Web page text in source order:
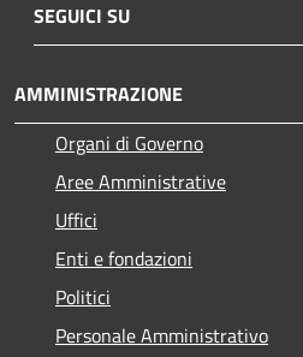
SEGUICI SU
AMMINISTRAZIONE
Organi di Governo
Aree Amministrative
Uffici
Enti e fondazioni
Politici
Personale Amministrativo